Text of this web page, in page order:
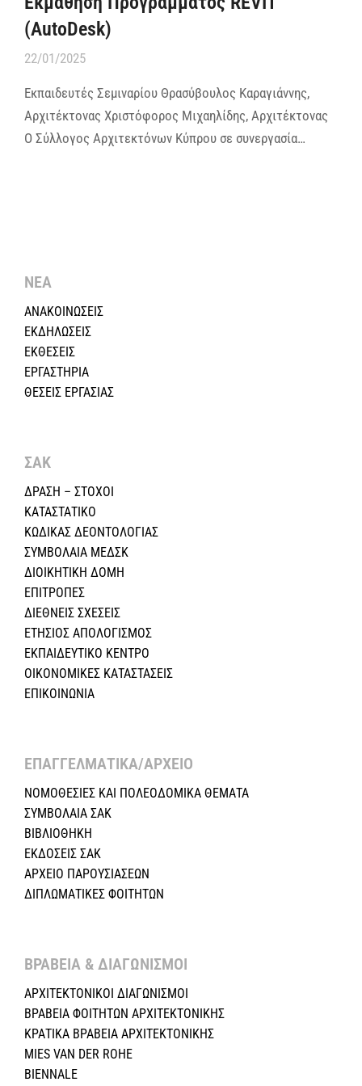
(AutoDesk)
22/01/2025
Εκπαιδευτές Σεμιναρίου Θρασύβουλος Καραγιάννης,
Αρχιτέκτονας Χριστόφορος Μιχαηλίδης, Αρχιτέκτονας
Ο Σύλλογος Αρχιτεκτόνων Κύπρου σε συνεργασία…
ΝΕΑ
ΑΝΑΚΟΙΝΩΣΕΙΣ
ΕΚΔΗΛΩΣΕΙΣ
ΕΚΘΕΣΕΙΣ
ΕΡΓΑΣΤΗΡΙΑ
ΘΕΣΕΙΣ ΕΡΓΑΣΙΑΣ
ΣΑΚ
ΔΡΑΣΗ – ΣΤΟΧΟΙ
ΚΑΤΑΣΤΑΤΙΚΟ
ΚΩΔΙΚΑΣ ΔΕΟΝΤΟΛΟΓΙΑΣ
ΣΥΜΒΟΛΑΙΑ ΜΕΔΣΚ
ΔΙΟΙΚΗΤΙΚΗ ΔΟΜΗ
ΕΠΙΤΡΟΠΕΣ
ΔΙΕΘΝΕΙΣ ΣΧΕΣEIΣ
ΕΤΗΣΙΟΣ ΑΠΟΛΟΓΙΣΜΟΣ
ΕΚΠΑΙΔΕΥΤΙΚΟ ΚΕΝΤΡΟ
ΟΙΚΟΝΟΜΙΚΕΣ ΚΑΤΑΣΤΑΣΕΙΣ
ΕΠΙΚΟΙΝΩΝΙΑ
ΕΠΑΓΓΕΛΜΑΤΙΚΑ/ΑΡΧΕΙΟ ​
ΝΟΜΟΘΕΣΙΕΣ KAI ΠΟΛΕΟΔΟΜΙΚΑ ΘΕΜΑΤΑ
ΣΥΜΒΟΛΑΙΑ ΣΑΚ
ΒΙΒΛΙΟΘΗΚΗ
ΕΚΔΟΣΕΙΣ ΣΑΚ
ΑΡΧΕΙΟ ΠΑΡΟΥΣΙΑΣΕΩΝ
ΔΙΠΛΩΜΑΤΙΚΕΣ ΦΟΙΤΗΤΩΝ
ΒΡΑΒΕΙΑ & ΔΙΑΓΩΝΙΣΜΟΙ ​
ΑΡΧΙΤΕΚΤΟΝΙΚΟΙ ΔΙΑΓΩΝΙΣΜΟΙ
ΒΡΑΒΕΙΑ ΦΟΙΤΗΤΩΝ ΑΡΧΙΤΕΚΤΟΝΙΚΗΣ
ΚΡΑΤΙΚΑ ΒΡΑΒΕΙΑ ΑΡΧΙΤΕΚΤΟΝΙΚΗΣ
MIES VAN DER ROHE
BIENNALE